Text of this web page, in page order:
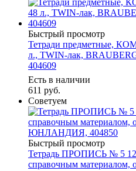
Быстрый просмотр
Тетради предметные,
л., TWIN-лак,
404609
Есть в наличии
611 руб.
Советуем
Быстрый просмотр
Тетрадь ПРОПИСЬ № 5 12
справочным материалом,